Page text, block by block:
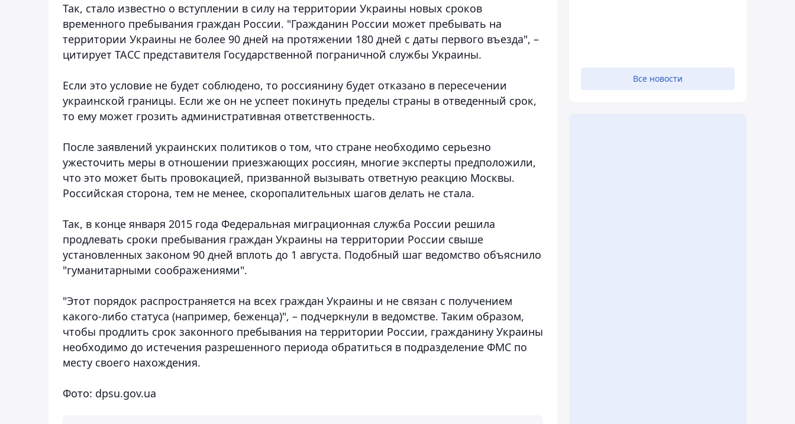
Так, стало известно о вступлении в силу на территории Украины новых сроков
временного пребывания граждан России. "Гражданин России может пребывать на
территории Украины не более 90 дней на протяжении 180 дней с даты первого въезда", –
цитирует ТАСС представителя Государственной пограничной службы Украины.
Если это условие не будет соблюдено, то россиянину будет отказано в пересечении
украинской границы. Если же он не успеет покинуть пределы страны в отведенный срок,
то ему может грозить административная ответственность.
После заявлений украинских политиков о том, что стране необходимо серьезно
ужесточить меры в отношении приезжающих россиян, многие эксперты предположили,
что это может быть провокацией, призванной вызывать ответную реакцию Москвы.
Российская сторона, тем не менее, скоропалительных шагов делать не стала.
Так, в конце января 2015 года Федеральная миграционная служба России решила
продлевать сроки пребывания граждан Украины на территории России свыше
установленных законом 90 дней вплоть до 1 августа. Подобный шаг ведомство объяснило
"гуманитарными соображениями".
"Этот порядок распространяется на всех граждан Украины и не связан с получением
какого-либо статуса (например, беженца)", – подчеркнули в ведомстве. Таким образом,
чтобы продлить срок законного пребывания на территории России, гражданину Украины
необходимо до истечения разрешенного периода обратиться в подразделение ФМС по
месту своего нахождения.
Фото: dpsu.gov.ua
Все новости